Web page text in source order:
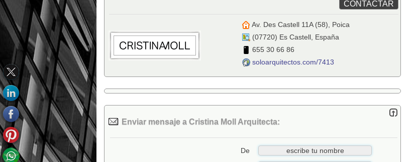
Av. Des Castell 11A (58), Poica
(07720) Es Castell España
655 30 66 86
soloarquitectos.com/7413
Enviar mensaje a Cristina Moll Arquitecta:
De